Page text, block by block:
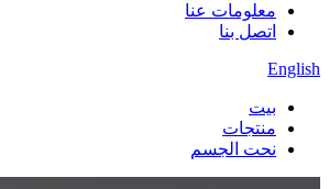
معلومات عنا
اتصل بنا
English
بيت
منتجات
نحت الجسم